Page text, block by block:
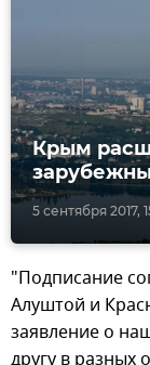
5 сентября 2017,
Крым
"Подписание
Алуштой и
заявление о